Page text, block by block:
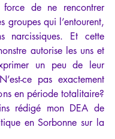
de ne rencontrer
groupes qui l’entourent,
narcissiques. Et cette
autorise les uns et
un peu de leur
ce pas exactement
en période totalitaire?
rédigé mon DEA de
en Sorbonne sur la